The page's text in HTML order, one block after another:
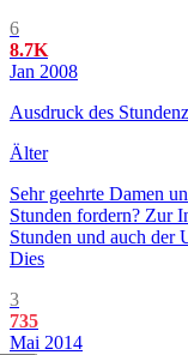
6
8.7K
Jan 2008
Ausdruck des
Älter
Sehr geehrte Damen
Stunden fordern? Zur
Stunden und auch der
Dies
3
735
Mai 2014